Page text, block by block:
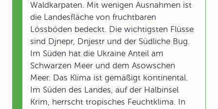
Waldkarpaten. Mit wenigen Ausnahmen ist
die Landesfläche von fruchtbaren
Lössböden bedeckt. Die wichtigsten Flüsse
sind Djnepr, Dnjestr und der Südliche Bug.
Im Süden hat die Ukraine Anteil am
Schwarzen Meer und dem Asowschen
Meer. Das Klima ist gemäßigt kontinental.
Im Süden des Landes, auf der Halbinsel
Krim, herrscht tropisches Feuchtklima. In